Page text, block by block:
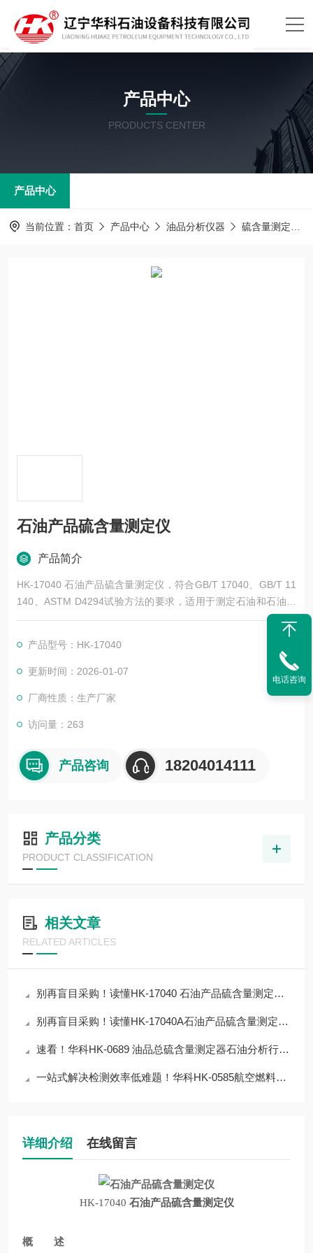
产品中心
PRODUCTS CENTER
产品中心
当前位置： 首页 产品中心 油品分析仪器 硫含量测定器
石油产品硫含量测定仪
产品简介
HK-17040 石油产品硫含量测定仪，符合GB/T 17040、GB/T 11
140、ASTM D4294试验方法的要求，适用于测定石油和石油产
品中的硫含量。
产品型号：HK-17040
更新时间：2026-01-07
厂商性质：生产厂家
访问量：263
产品咨询 18204014111
产品分类
PRODUCT CLASSIFICATION
相关文章
RELATED ARTICLES
别再盲目采购！读懂HK-17040 石油产品硫含量测定器核心参数，选对不浪费
别再盲目采购！读懂HK-17040A石油产品硫含量测定器核心参数，选对不浪费
速看！华科HK-0689 油品总硫含量测定器石油分析行业实测，30秒看完核心优势
一站式解决检测效率低难题！华科HK-0585航空燃料氧化安定性测定器解决方案
详细介绍 在线留言
HK-17040 石油产品硫含量测定仪
概 述
电话咨询